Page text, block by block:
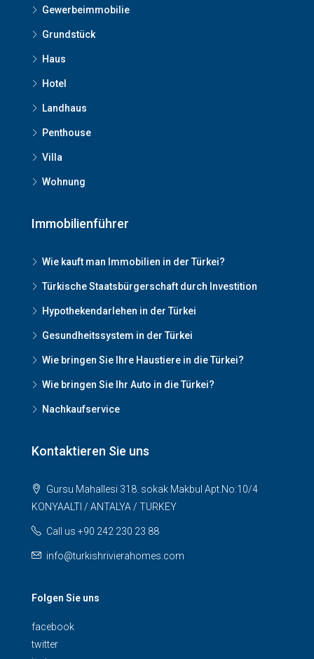
Gewerbeimmobilie
Grundstück
Haus
Hotel
Landhaus
Penthouse
Villa
Wohnung
Immobilienführer
Wie kauft man Immobilien in der Türkei?
Türkische Staatsbürgerschaft durch Investition
Hypothekendarlehen in der Türkei
Gesundheitssystem in der Türkei
Wie bringen Sie Ihre Haustiere in die Türkei?
Wie bringen Sie Ihr Auto in die Türkei?
Nachkaufservice
Kontaktieren Sie uns
Gursu Mahallesi 318. sokak Makbul Apt.No:10/4
KONYAALTI / ANTALYA / TURKEY
Call us +90 242 230 23 88
info@turkishrivierahomes.com
Folgen Sie uns
facebook
twitter